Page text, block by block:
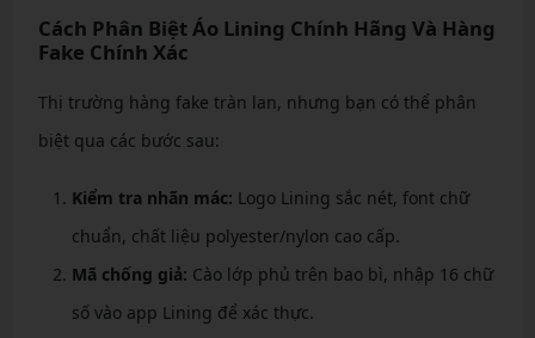
Cách Phân Biệt Áo Lining Chính Hãng Và Hàng
Fake Chính Xác
Thị trường hàng fake tràn lan, nhưng bạn có thể phân
biệt qua các bước sau:
Kiểm tra nhãn mác: Logo Lining sắc nét, font chữ
chuẩn, chất liệu polyester/nylon cao cấp.
Mã chống giả: Cào lớp phủ trên bao bì, nhập 16 chữ
số vào app Lining để xác thực.